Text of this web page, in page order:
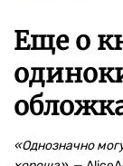
Еще о
«Однозначно